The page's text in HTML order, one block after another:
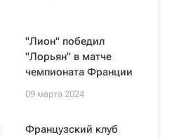
"Лион" победил
"Лорьян" в матче
чемпионата Франции
09 марта 2024
Французский клуб